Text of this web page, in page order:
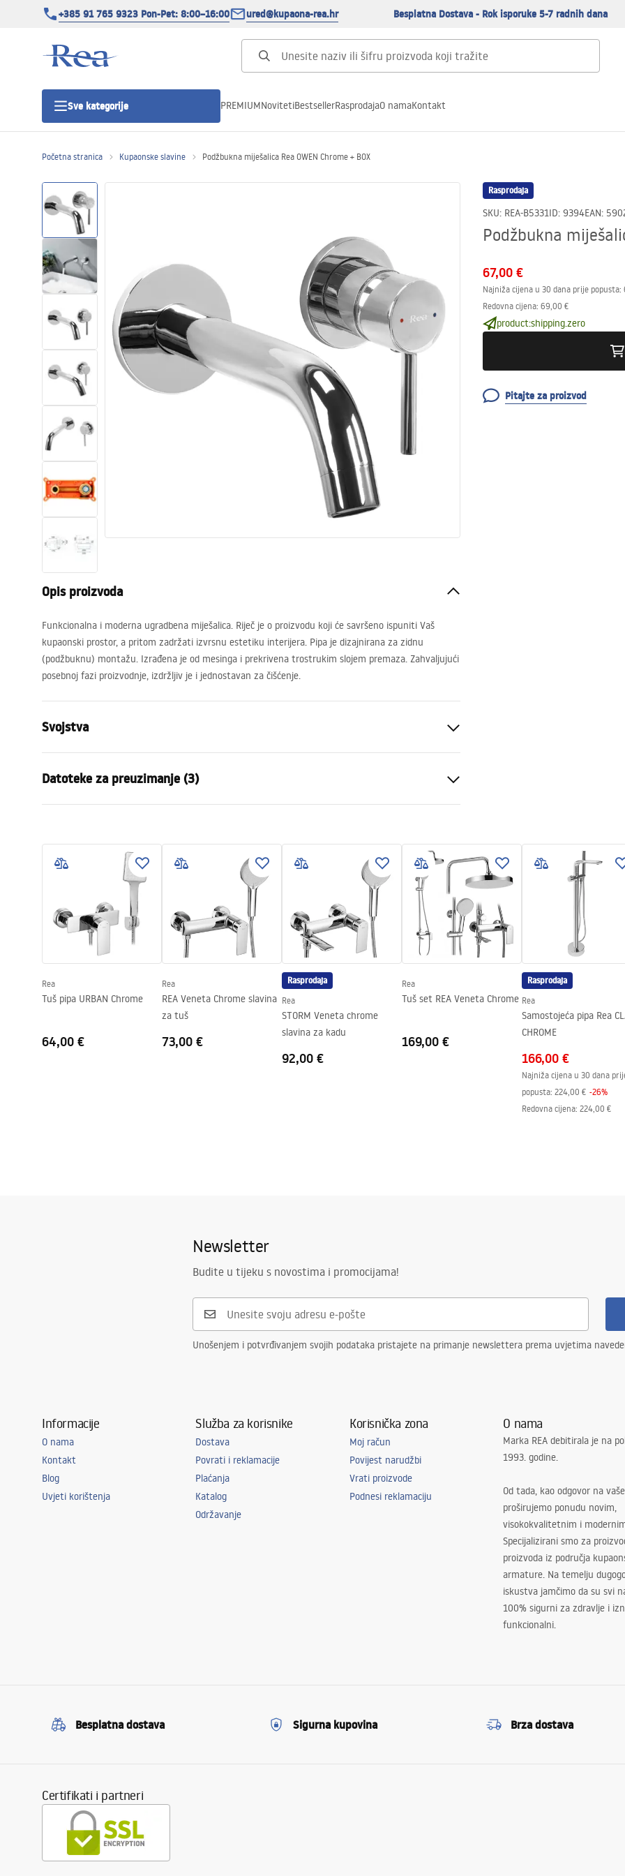
+385 91 765 9323 Pon-Pet: 8:00–16:00 ured@kupaona-rea.hr Besplatna Dostava - Rok isporuke 5-7 radnih dana
Sve kategorije
Tuš vrata
Tuš kade
Tuš Kanalice
WC školjke
Umivaonici
Kade i paravani
Miješalice, pipe, slavine
Tuševi
PREMIUMNovitetiBestsellerRasprodajaO namaKontakt
Početna stranica Kupaonske slavine Podžbukna miješalica Rea OWEN Chrome + BOX
Rasprodaja
SKU: REA-B5331ID: 9394EAN:
Podžbukna
67,00 €
Najniža cijena u 30 dana prije popusta:
Redovna cijena: 69,00 €
product:shipping.zero
Pitajte za proizvod
Opis proizvoda
Funkcionalna i moderna ugradbena miješalica. Riječ je o proizvodu koji će savršeno ispuniti Vaš
kupaonski prostor, a pritom zadržati izvrsnu estetiku interijera. Pipa je dizajnirana za zidnu
(podžbuknu) montažu. Izrađena je od mesinga i prekrivena trostrukim slojem premaza. Zahvaljujući
posebnoj fazi proizvodnje, izdržljiv je i jednostavan za čišćenje.
Svojstva
Način montaže
Boja
Krom
170
Tehnologija premazivanja
Chrome plating
Promjer priključka
Datoteke za preuzimanje (3)
Faucet.pdf manual podt.pdf
Jamstveni uvjeti
Warranty_Terms_and_Conditions_
Faucets_-_5.pdf
Rea
Tuš pipa URBAN Chrome
64,00 €
Rea
REA Veneta Chrome slavina
za tuš
73,00 €
Rasprodaja
Rea
STORM Veneta chrome
slavina za kadu
92,00 €
Rea
Tuš set REA Veneta Chrome
169,00 €
Rasprodaja
Rea
Samostojeća pipa Rea
CHROME
166,00 €
Najniža cijena u 30 dana
popusta: 224,00 € -26%
Redovna cijena: 224,00 €
Newsletter
Budite u tijeku s novostima i promocijama!
Unošenjem i potvrđivanjem svojih podataka pristajete na primanje newslettera prema uvjetima
Informacije
O nama
Kontakt
Blog
Uvjeti korištenja
Služba za korisnike
Dostava
Povrati i reklamacije
Plaćanja
Katalog
Održavanje
Korisnička zona
Moj račun
Povijest narudžbi
Vrati proizvode
Podnesi reklamaciju
O nama
Marka REA debitirala je na
1993. godine.
Od tada, kao odgovor na
proširujemo ponudu novim,
visokokvalitetnim i
Specijalizirani smo za
proizvoda iz područja
armature. Na temelju
iskustva jamčimo da su svi
100% sigurni za zdravlje i
funkcionalni.
Besplatna dostava Sigurna kupovina Brza dostava
Certifikati i partneri